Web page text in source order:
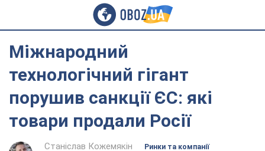
Міжнародний
технологічний гігант
порушив санкції ЄС: які
товари продали Росії
Станіслав Кожемякін
Ринки та компанії